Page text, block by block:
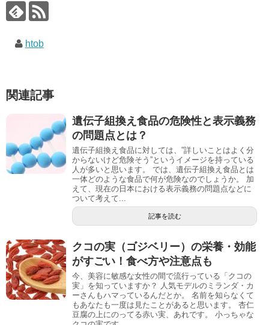
htob
関連記事
遺伝子組換え食品の危険性と表示義務
の問題点とは？
遺伝子組換え食品に対しては、”詳しいことはよく分
からないけど危険そう”というイメージを持っている
人が多いと思います。 では、遺伝子組換え食品とは
一体どのような食品で何が危険なのでしょうか。 加
えて、現在の日本における表示義務の問題点などに
ついて考えて...
記事を読む
クコの実（ゴジベリー）の栄養・効能
がすごい！食べ方や注意点も
今、美容に敏感な女性の間で流行っている「クコの
実」を知っていますか？ 人気モデルのミランダ・カ
ーさんもハマっているんだとか。 名前を知らなくて
もあなたも一度は見たことがあると思います。 杏仁
豆腐の上にのってる赤い実、あれです。 小っちゃな